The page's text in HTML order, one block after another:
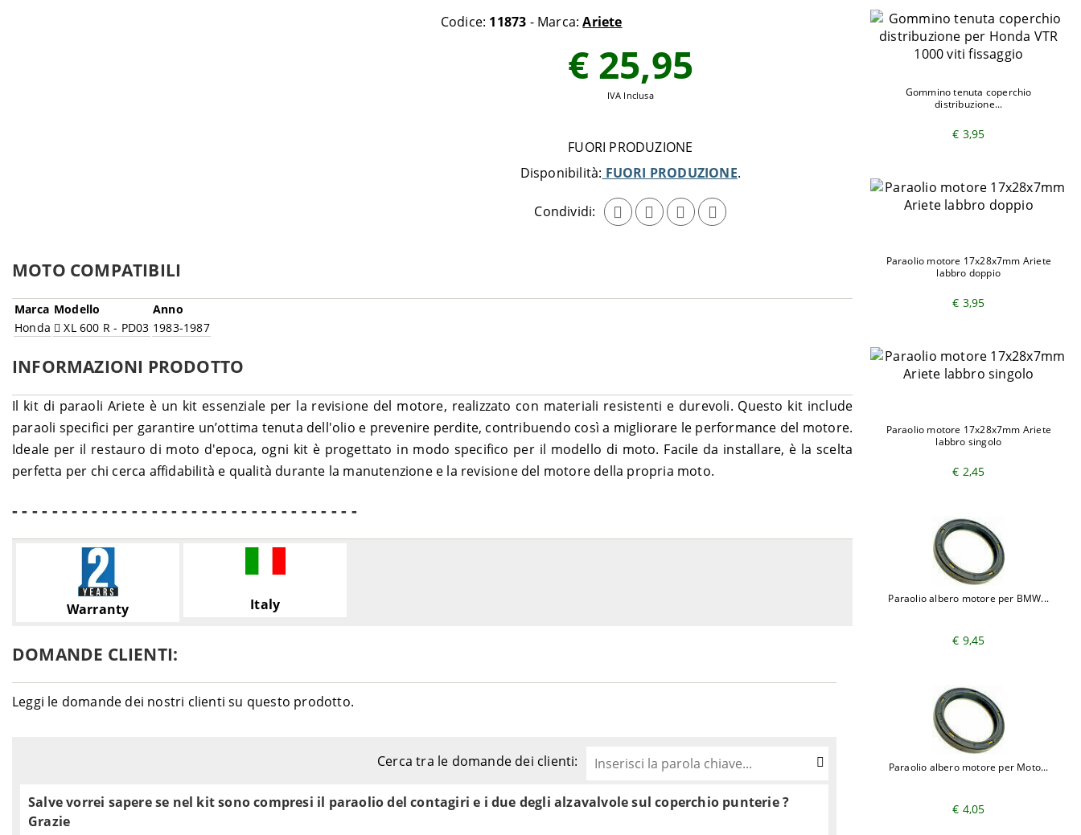
Codice: 11873 - Marca:Ariete
Disponibilità: FUORI PRODUZIONE
Condividi:
€ 25,95
IVA Inclusa
FUORI PRODUZIONE
MOTO COMPATIBILI
Marca Modello
Anno
Honda
XL 600 R - PD03 1983-1987
INFORMAZIONI PRODOTTO
Il kit di paraoli Ariete è un kit essenziale per la revisione del motore, realizzato con materiali resistenti e durevoli. Questo kit include
paraoli specifici per garantire un’ottima tenuta dell'olio e prevenire perdite, contribuendo così a migliorare le performance del motore.
Ideale per il restauro di moto d'epoca, ogni kit è progettato in modo specifico per il modello di moto. Facile da installare, è la scelta
perfetta per chi cerca affidabilità e qualità durante la manutenzione e la revisione del motore della propria moto.
- - - - - - - - - - - - - - - - - - - - - - - - - - - - - - - - - - -
Warranty Italy
DOMANDE CLIENTI:
Leggi le domande dei nostri clienti su questo prodotto.
Cerca tra le domande dei clienti:
Salve vorrei sapere se nel kit sono compresi il paraolio del contagiri e i due degli alzavalvole sul coperchio punterie ?
Grazie
Gommino tenuta coperchio
distribuzione...
€ 3,95
Paraolio motore 17x28x7mm Ariete
labbro doppio
€ 3,95
Paraolio motore 17x28x7mm Ariete
labbro singolo
€ 2,45
Paraolio albero motore per BMW...
€ 9,45
Paraolio albero motore per Moto...
€ 4,05